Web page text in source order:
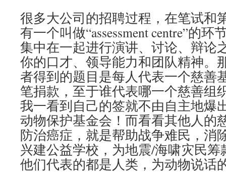
很多大公司的招聘过程，在笔试和
有一个叫做“assessment centre”的
集中在一起进行演讲、讨论、辩论
你的口才、领导能力和团队精神。
者得到的题目是每人代表一个慈善
笔捐款，至于谁代表哪一个慈善组
我一看到自己的签就不由自主地
动物保护基金会！而看看其他人的
防治癌症，就是帮助战争难民，消
兴建公益学校，为地震/海啸灾民
他们代表的都是人类，为动物说话